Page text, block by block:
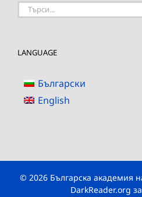
Търсене
LANGUAGE
Български
English
© 2026 Българска академия
DarkReader.org